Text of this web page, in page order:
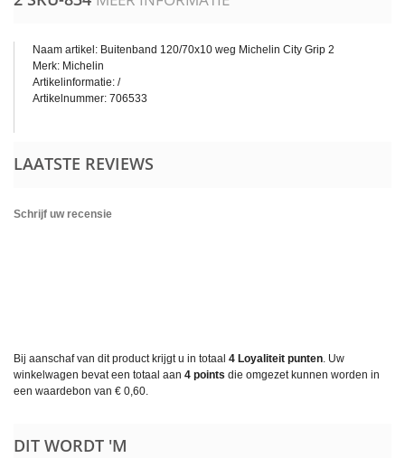
Naam artikel: Buitenband 120/70x10 weg Michelin City Grip 2
Merk: Michelin
Artikelinformatie: /
Artikelnummer: 706533
LAATSTE REVIEWS
Schrijf uw recensie
Bij aanschaf van dit product krijgt u in totaal 4 Loyaliteit punten. Uw
winkelwagen bevat een totaal aan 4 points die omgezet kunnen worden in
een waardebon van € 0,60.
DIT WORDT 'M